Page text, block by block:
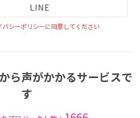
LINE
バシーポリシーに同意してください
ら声がかかるサービスで
す